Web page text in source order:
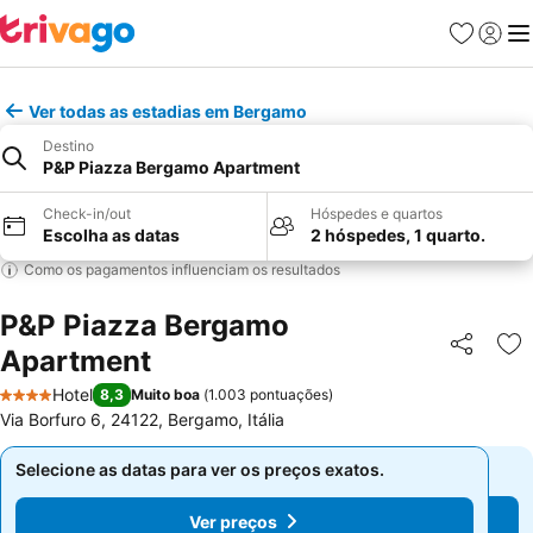
Favoritos
Iniciar
Ver todas as estadias em Bergamo
Destino
P&P Piazza Bergamo Apartment
Check-in/out
Escolha as datas
Hóspedes e quartos
2 hóspedes, 1 quarto.
Como os pagamentos influenciam os resultados
P&P Piazza Bergamo
Apartment
Partilhar
4 Estrelas
Hotel 8,3 Muito boa (1.003 pontuações)
Via Borfuro 6, 24122, Bergamo, Itália
Selecione as datas para ver os preços exatos.
Ver preços
Selecione as datas para ver os preços exatos.
Ver preços